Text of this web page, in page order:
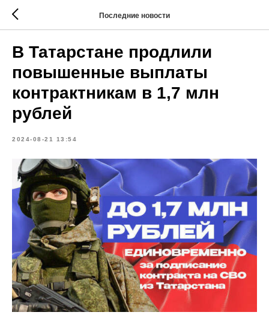
Последние новости
В Татарстане продлили
повышенные выплаты
контрактникам в 1,7 млн
рублей
2024-08-21 13:54